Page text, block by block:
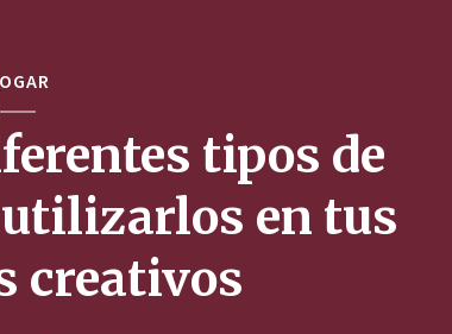
tipos de
en tus
creativos